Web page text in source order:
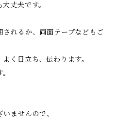
丈夫です。
れるか、両面テープなどもご
く目立ち、伝わります。
ませんので、